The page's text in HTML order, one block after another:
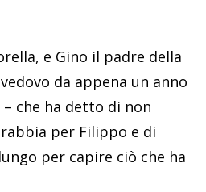
e Gino il padre della
da appena un anno
che ha detto di non
per Filippo e di
per capire ciò che ha